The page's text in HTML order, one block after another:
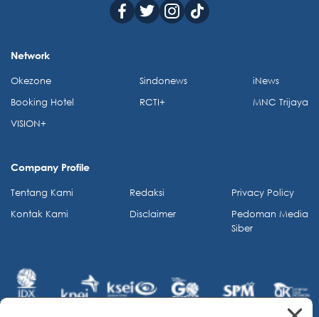
Network
Okezone
Booking Hotel
VISION+
Sindonews
RCTI+
iNews
MNC Trijaya
Company Profile
Tentang Kami
Kontak Kami
Redaksi
Disclaimer
Privacy Policy
Pedoman Media
Siber